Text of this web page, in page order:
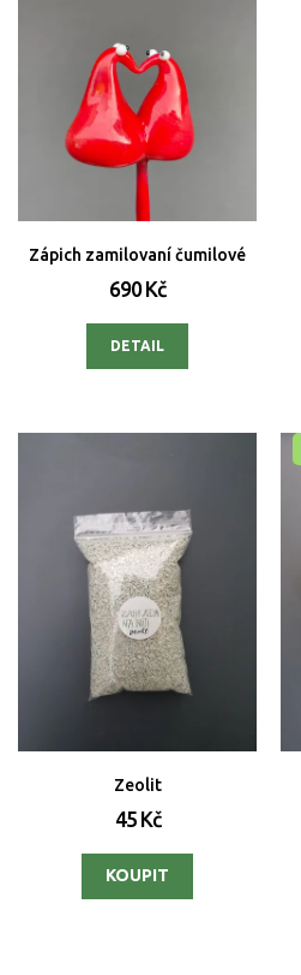
Zápich zamilovaní čumilové
690 Kč
DETAIL
Zeolit
45 Kč